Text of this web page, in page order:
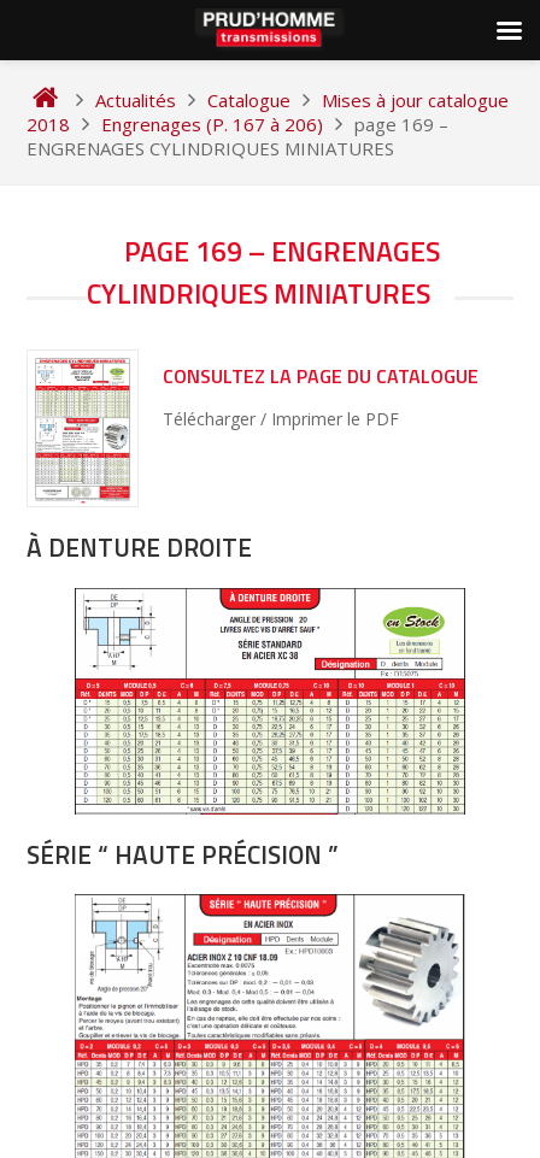
content
Actualités Catalogue
Mises à jour catalogue
2018
Engrenages (P. 167 à 206)
page 169 –
ENGRENAGES CYLINDRIQUES MINIATURES
PAGE 169 – ENGRENAGES
CYLINDRIQUES MINIATURES
CONSULTEZ LA PAGE DU CATALOGUE
Télécharger / Imprimer le PDF
À DENTURE DROITE
SÉRIE “ HAUTE PRÉCISION ”
NAVIGATION